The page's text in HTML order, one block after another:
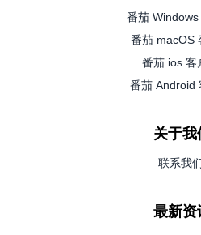
番茄 Windows
番茄 macOS
番茄 ios 客
番茄 Android
关于我
联系我
最新资